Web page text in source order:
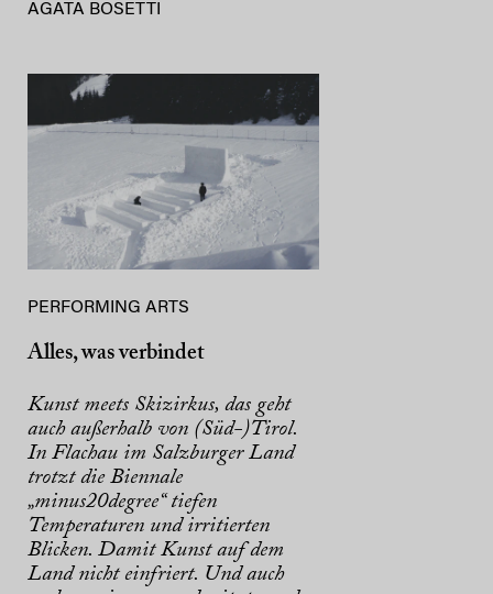
AGATA BOSETTI
PERFORMING ARTS
Alles, was verbindet
Kunst meets Skizirkus, das geht
auch außerhalb von (Süd-)Tirol.
In Flachau im Salzburger Land
trotzt die Biennale
„minus20degree“ tiefen
Temperaturen und irritierten
Blicken. Damit Kunst auf dem
Land nicht einfriert. Und auch